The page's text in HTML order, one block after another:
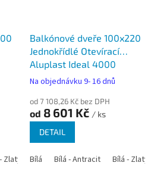
Zlatý dub Bílá - Tmavý dub Bílá -
Balkónové dveře 100x220
Jednokřídlé Otevírací
Aluplast Ideal 4000
Na objednávku 9- 16 dnů
od 7 108,26 Kč bez DPH
od 8 601 Kč / ks
DETAIL
Bílá Bílá - Antracit Bílá - Zlatý